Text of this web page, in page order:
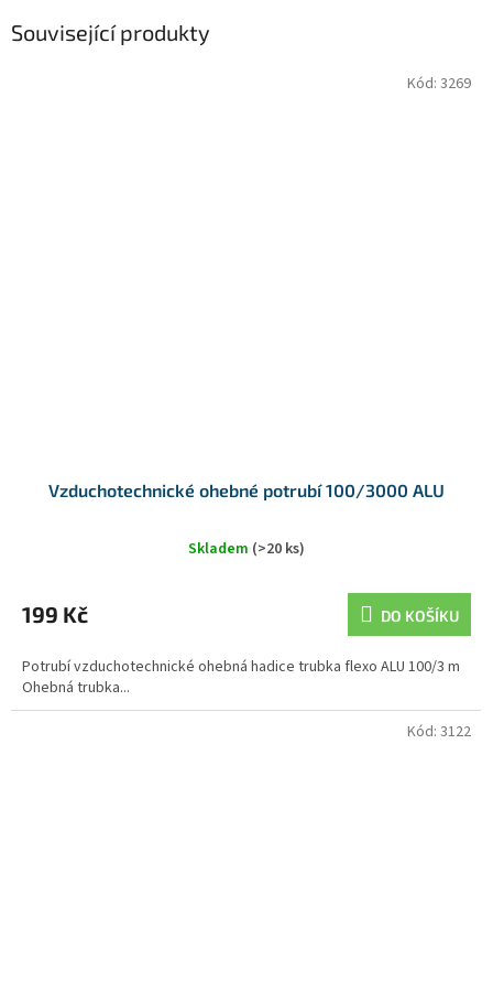
Související produkty
Vzduchotechnické ohebné potrubí 100/3000 ALU
Skladem (>20 ks)
199 Kč DO KOŠÍKU
Potrubí vzduchotechnické ohebná hadice trubka flexo ALU 100/3 m
Ohebná trubka...
Kód: 3269
Kód: 3122